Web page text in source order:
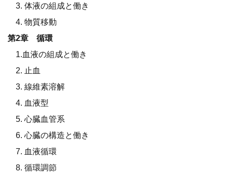
3. 体液の組成と働き
4. 物質移動
第2章 循環
1.血液の組成と働き
2. 止血
3. 線維素溶解
4. 血液型
5. 心臓血管系
6. 心臓の構造と働き
7. 血液循環
8. 循環調節